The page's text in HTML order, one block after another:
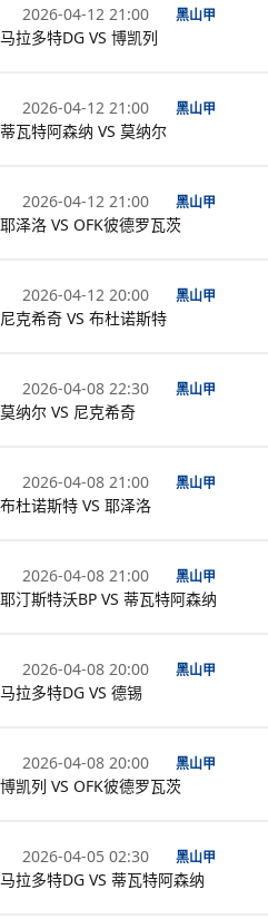
2026-04-12 21:00 黑山甲
马拉多特DG VS 博凯列
2026-04-12 21:00 黑山甲
蒂瓦特阿森纳 VS 莫纳尔
2026-04-12 21:00 黑山甲
耶泽洛 VS OFK彼德罗瓦茨
2026-04-12 20:00 黑山甲
尼克希奇 VS 布杜诺斯特
2026-04-08 22:30 黑山甲
莫纳尔 VS 尼克希奇
2026-04-08 21:00 黑山甲
布杜诺斯特 VS 耶泽洛
2026-04-08 21:00 黑山甲
耶汀斯特沃BP VS 蒂瓦特阿森纳
2026-04-08 20:00 黑山甲
马拉多特DG VS 德锡
2026-04-08 20:00 黑山甲
博凯列 VS OFK彼德罗瓦茨
2026-04-05 02:30 黑山甲
马拉多特DG VS 蒂瓦特阿森纳